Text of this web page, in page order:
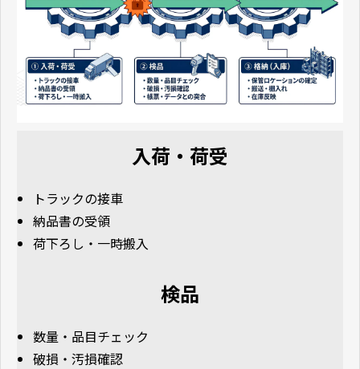
入荷・荷受
トラックの接車
納品書の受領
荷下ろし・一時搬入
検品
数量・品目チェック
破損・汚損確認